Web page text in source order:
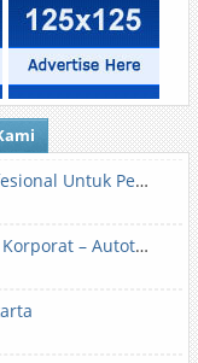
Klinik Dermatologi & Estetika Profesional Untuk Perawatan Kulit dan Kecantikan
Sewa Mobil Jakarta & Sewa Mobil Korporat – Autotranz Indonesia